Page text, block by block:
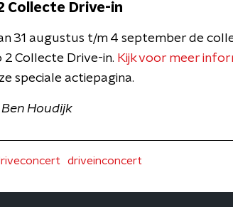
Collecte Drive-in
31 augustus t/m 4 september de
2 Collecte Drive-in. Kijk voor meer
speciale actiepagina.
Houdijk
driveinconcert